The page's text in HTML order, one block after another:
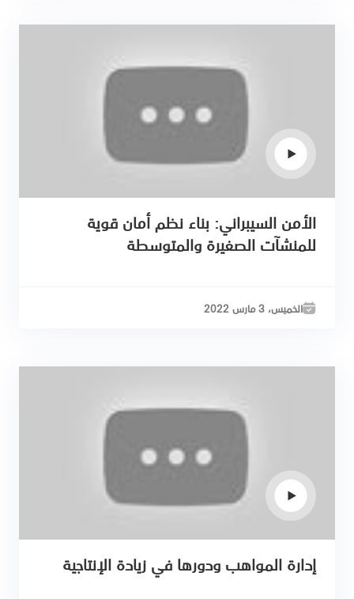
الأمن السيبراني: بناء نظم أمان قوية
للمنشآت الصغيرة والمتوسطة
الخميس، 3 مارس 2022
إدارة المواهب ودورها في زيادة الإنتاجية